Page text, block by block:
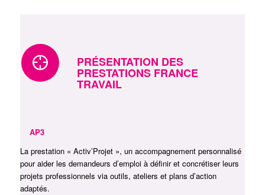
PRÉSENTATION DES
PRESTATIONS FRANCE
TRAVAIL
AP3
La prestation « Activ’Projet », un accompagnement personnalisé
pour aider les demandeurs d’emploi à définir et concrétiser leurs
projets professionnels via outils, ateliers et plans d’action
adaptés.